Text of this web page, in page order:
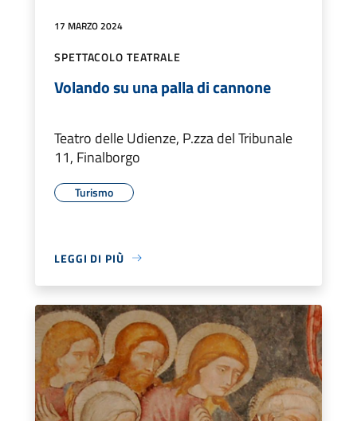
17 MARZO 2024
SPETTACOLO TEATRALE
Volando su una palla di cannone
Teatro delle Udienze, P.zza del Tribunale
11, Finalborgo
Turismo
LEGGI DI PIÙ